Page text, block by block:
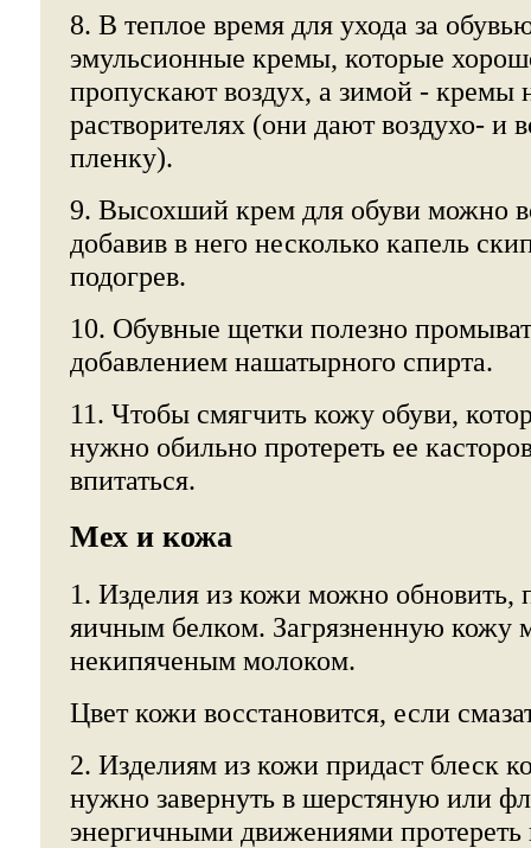
8. В теплое время для ухода за
эмульсионные кремы, которые
пропускают воздух, а зимой - кремы
растворителях (они дают воздухо- и
пленку).
9. Высохший крем для обуви можно
добавив в него несколько капель
подогрев.
10. Обувные щетки полезно
добавлением нашатырного спирта.
11. Чтобы смягчить кожу обуви,
нужно обильно протереть ее
впитаться.
Мех и кожа
1. Изделия из кожи можно обновить,
яичным белком. Загрязненную
некипяченым молоком.
Цвет кожи восстановится, если
2. Изделиям из кожи придаст блеск
нужно завернуть в шерстяную или
энергичными движениями протереть